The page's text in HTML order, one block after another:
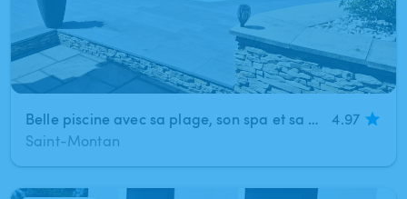
Belle piscine avec sa plage, son spa et sa paillote à 20 minutes de Montélimar, et 40 minutes de orange (Saint-Montan)
4.97
Saint-Montan